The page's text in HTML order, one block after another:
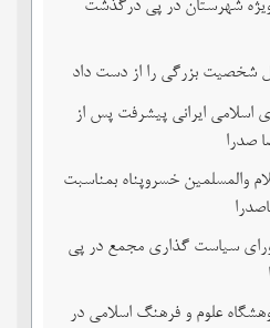
ویژه شهرستان در پی درگذشت
شخصیت بزرگی را از دست داد
اسلامی ایرانی پیشرفت پس از
صدرا
والمسلمین خسروپناه بمناسبت
سیاست گذاری مجمع در پی
علوم و فرهنگ اسلامی در